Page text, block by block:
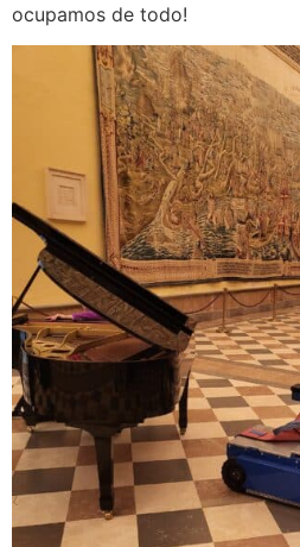
ocupamos de todo!